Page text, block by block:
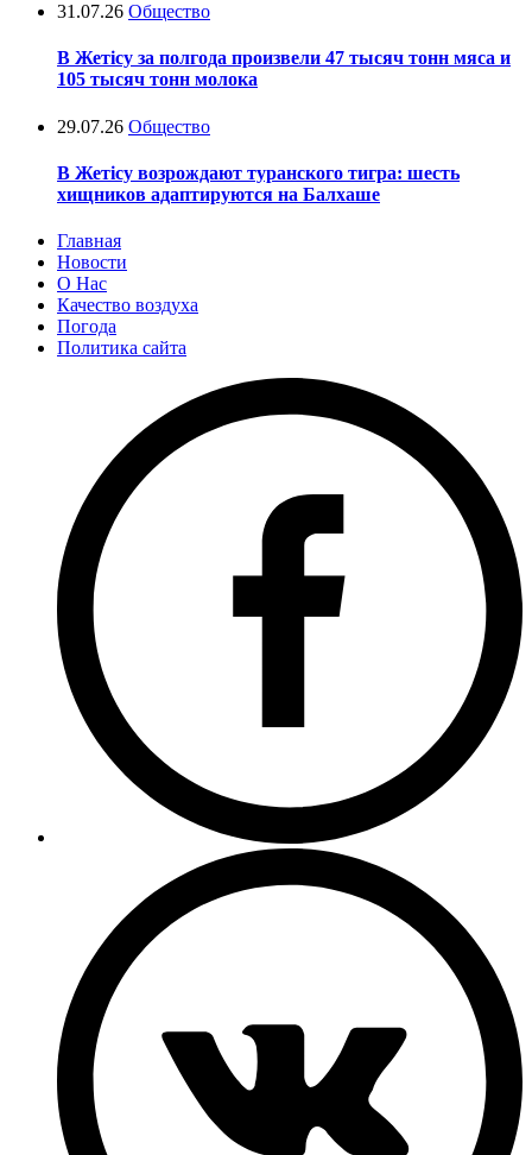
31.07.26 Общество
В Жетісу за полгода произвели 47 тысяч тонн мяса и
105 тысяч тонн молока
29.07.26 Общество
В Жетісу возрождают туранского тигра: шесть
хищников адаптируются на Балхаше
Главная
Новости
О Нас
Качество воздуха
Погода
Политика сайта